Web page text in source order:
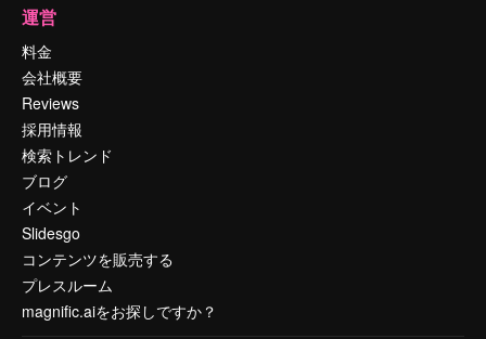
運営
料金
会社概要
Reviews
採用情報
検索トレンド
ブログ
イベント
Slidesgo
コンテンツを販売する
プレスルーム
magnific.aiをお探しですか？